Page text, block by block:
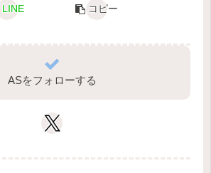
LINE コピー
ASをフォローする